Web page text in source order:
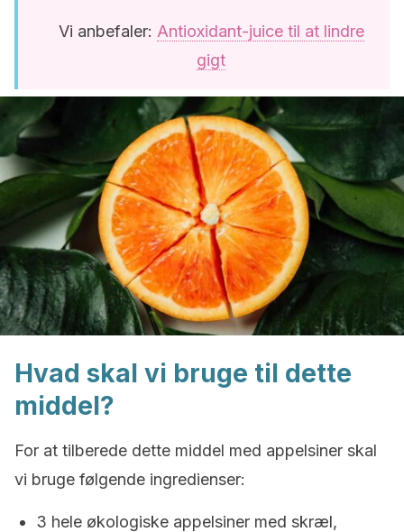
Vi anbefaler: Antioxidant-juice til at lindre
gigt
Hvad skal vi bruge til dette
middel?
For at tilberede dette middel med appelsiner skal
vi bruge følgende ingredienser:
3 hele økologiske appelsiner med skræl,